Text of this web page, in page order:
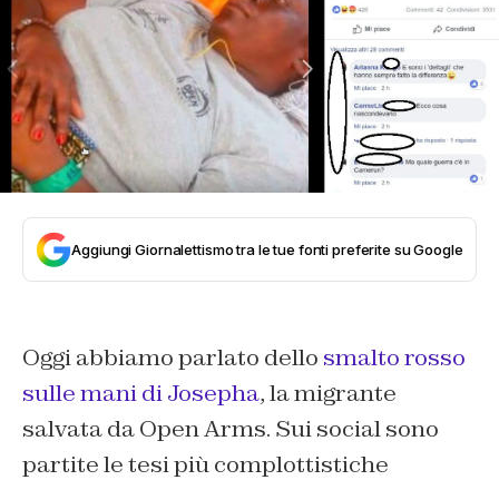
Aggiungi Giornalettismo tra le tue fonti preferite su Google
Oggi abbiamo parlato dello smalto rosso
sulle mani di Josepha, la migrante
salvata da Open Arms. Sui social sono
partite le tesi più complottistiche